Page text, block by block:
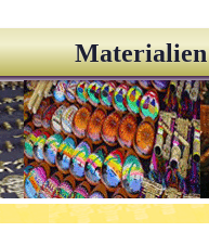
Materialien